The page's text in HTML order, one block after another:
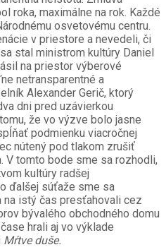
roka, maximálne na rok. Každé
osvetovému centru.
v priestore a nevedeli, či
stal ministrom kultúry Daniel
na priestor výberové
netransparentné a
Alexander Gerič, ktorý
dni pred uzávierkou
že vo výzve bolo jasne
podmienku viacročnej
nútený pod tlakom zrušiť
V tomto bode sme sa rozhodli,
kultúry radšej
ďalšej súťaže sme sa
istý čas presťahovali cez
bývalého obchodného domu
hrali aj vo výklade
Mŕtve duše.